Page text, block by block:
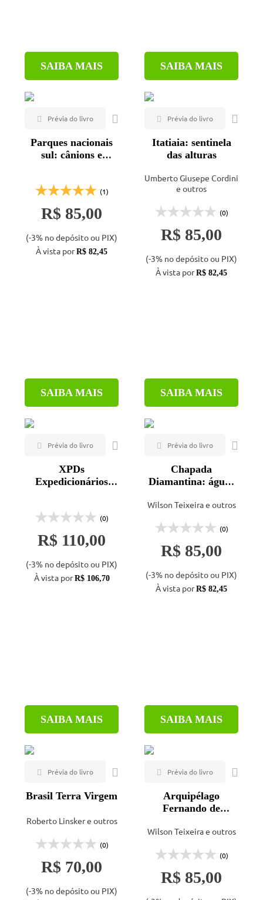
SAIBA MAIS SAIBA MAIS
Parques nacionais
sul: cânions e
(1)
R$ 85,00
(-3% no depósito ou PIX)
À vista porR$ 82,45
SAIBA MAIS
Itatiaia: sentinela
das alturas
Umberto Giusepe Cordini
e outros
(0)
R$ 85,00
(-3% no depósito ou PIX)
À vista porR$ 82,45
SAIBA MAIS
XPDs
Expedicionários
(0)
R$ 110,00
(-3% no depósito ou PIX)
À vista porR$ 106,70
SAIBA MAIS
Chapada
Diamantina: águas
Wilson Teixeira e outros
(0)
R$ 85,00
(-3% no depósito ou PIX)
À vista porR$ 82,45
SAIBA MAIS
Brasil Terra Virgem
Roberto Linsker e outros
(0)
R$ 70,00
(-3% no depósito ou PIX)
Arquipélago
Fernando de
Wilson Teixeira e outros
(0)
R$ 85,00